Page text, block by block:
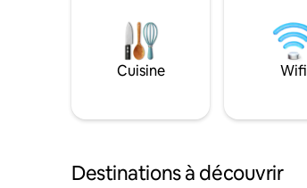
Cuisine Wifi
Destinations à découvrir